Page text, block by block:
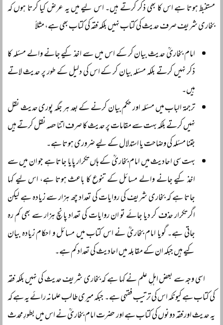
مستنبط ہوتا ہے اس کا بھی ذکر کرتے ہیں۔ اس لیے میں یہ عرض کیا کرتا ہوں کہ
بخاری شریف صرف حدیث کی کتاب نہیں بلکہ فقہ کی کتاب بھی ہے، مثلاً
امام بخاریؒ حدیث بیان کر کے اس میں سے اخذ کیے جانے والے مسئلہ کا
ذکر نہیں کرتے بلکہ مسئلہ بیان کر کے اس کی دلیل کے طور پر حدیث لاتے
ہیں۔
ترجمۃ الباب میں مسئلہ اور حکم بیان کرنے کے بعد ہر جگہ پوری حدیث نقل
نہیں کرتے بلکہ بہت سے مقامات پر حدیث کا صرف اتنا حصہ نقل کرتے ہیں
جتنا مسئلہ کی وضاحت یا استدلال کے لیے ضروری ہوتا ہے۔
بہت سی احادیث میں امام بخاریؒ کے ہاں تکرار پایا جاتا ہے جو ان میں سے
اخذ کیے جانے والے مسائل کے تنوع کا باعث ہوتا ہے، اس لیے کہا
جاتا ہے کہ بخاری شریف کی روایات کی تعداد چھ ہزار سے زیادہ ہے لیکن
اگر تکرار حذف کر دیا جائے تو ان روایات کی تعداد پانچ ہزار سے بھی کم رہ
جاتی ہے۔ گویا امام بخاریؒ نے اس کتاب میں مسائل و احکام زیادہ بیان
کیے ہیں جبکہ ان کے مقابلہ میں احادیث کی تعداد کم ہے۔
اسی وجہ سے بعض اہلِ علم نے کہا ہے کہ بخاری شریف حدیث کی نہیں بلکہ فقہ
کی کتاب ہے کیونکہ اس کی ترتیب فقہی ہے۔ جبکہ میری طالب علمانہ رائے یہ ہے کہ
یہ حدیث اور فقہ دونوں کی کتاب ہے اور حضرت امام بخاریؒ نے اس میں بطورِ محدث